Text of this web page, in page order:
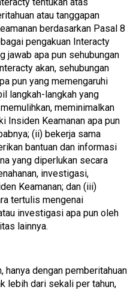
atau tanggapan
berdasarkan Pasal 8
pengakuan Interacty
jawab apa pun sehubungan
akan, sehubungan
pun yang memengaruhi
langkah-langkah yang
meminimalkan
Insiden Keamanan apa pun
(ii) bekerja sama
bantuan dan informasi
yang diperlukan secara
investigasi,
Keamanan; dan (iii)
tertulis mengenai
investigasi apa pun oleh
lainnya.
hanya dengan pemberitahuan
lebih dari sekali per tahun,